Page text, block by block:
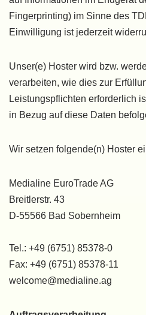
Fingerprinting) im Sinne des
Einwilligung ist jederzeit
Unser(e) Hoster wird bzw.
verarbeiten, wie dies zur
Leistungspflichten erforderlich
in Bezug auf diese Daten
Wir setzen folgende(n) Hoster
Medialine EuroTrade AG
Breitlerstr. 43
D-55566 Bad Sobernheim
Tel.: +49 (6751) 85378-0
Fax: +49 (6751) 85378-11
welcome@medialine.ag